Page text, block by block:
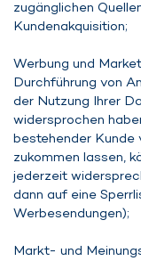
zugänglichen
Kundenakquisition;
Werbung und
Durchführung von
der Nutzung Ihrer
widersprochen
bestehender Kunde
zukommen lassen,
jederzeit
dann auf eine
Werbesendungen);
Markt- und